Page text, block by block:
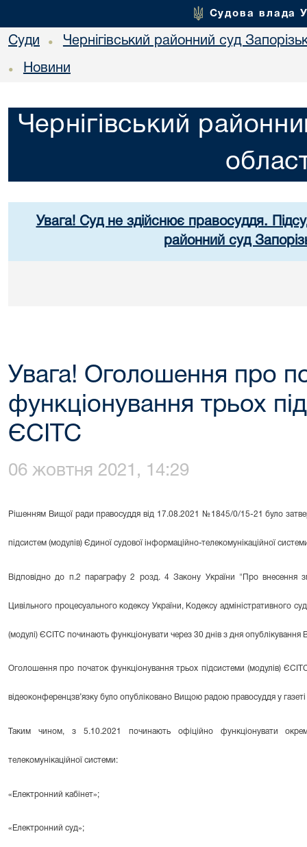
Судова влада
Суди • Чернігівський районний суд
• Новини
Чернігівський
Увага! Суд не здійснює правосуддя.
районний суд
Увага! Оголошення про
функціонування трьох
ЄСІТС
06 жовтня 2021, 14:29
Рішенням Вищої ради правосуддя від 17.08.2021 №1845/0/15-21 було
підсистем (модулів) Єдиної судової інформаційно-телекомунікаційної
Відповідно до п.2 параграфу 2 розд. 4 Закону України "Про внесення
Цивільного процесуального кодексу України, Кодексу адміністративного
(модулі) ЄСІТС починають функціонувати через 30 днів з дня
Оголошення про початок функціонування трьох підсистеми (модулів)
відеоконференцзв’язку було опубліковано Вищою радою правосуддя у
Таким чином, з 5.10.2021 починають офіційно функціонувати
телекомунікаційної системи:
«Електронний кабінет»;
«Електронний суд»;